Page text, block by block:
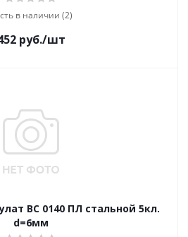
в наличии (2)
руб./шт
ВС 0140 ПЛ стальной 5кл.
d=6мм